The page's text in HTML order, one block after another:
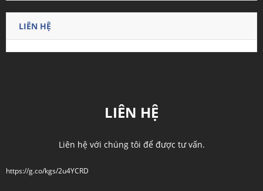
LIÊN HỆ
LIÊN HỆ
Liên hệ với chúng tôi để được tư vấn.
https://g.co/kgs/2u4YCRD